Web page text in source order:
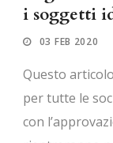
i soggetti
03 FEB 2020
Questo
per tutte le
con